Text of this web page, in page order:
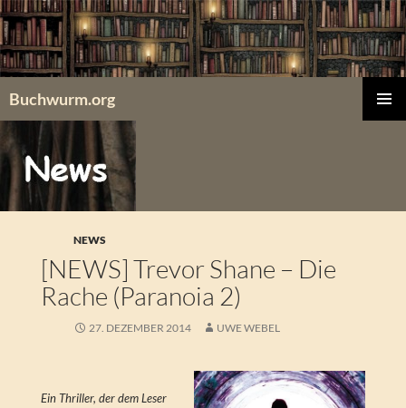
Zum
Inhalt
springen
Buchwurm.org
NEWS
[NEWS] Trevor Shane – Die
Rache (Paranoia 2)
27. DEZEMBER 2014 UWE WEBEL
Ein Thriller, der dem Leser